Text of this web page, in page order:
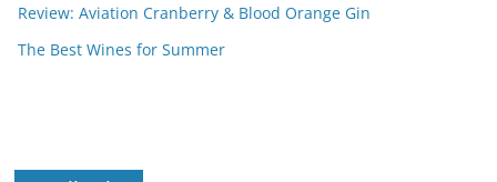
Review: Aviation Cranberry & Blood Orange Gin
The Best Wines for Summer